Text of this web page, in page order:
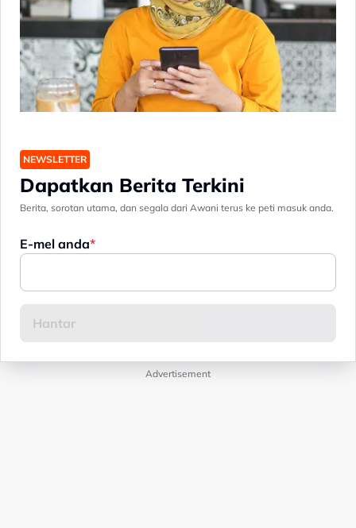
NEWSLETTER
Dapatkan Berita Terkini
Berita, sorotan utama, dan segala dari Awani terus ke peti masuk anda.
E-mel anda
Advertisement